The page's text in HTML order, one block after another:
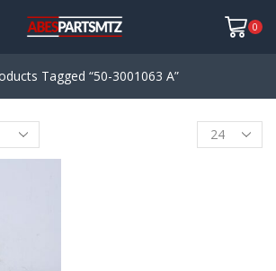
0
Tagged “50-3001063 A”